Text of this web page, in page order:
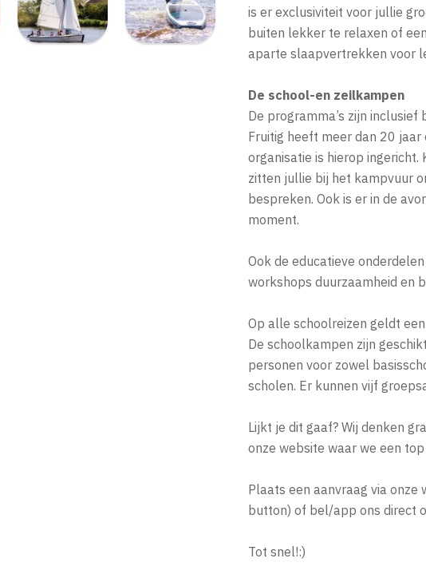
is er exclusiviteit voor jullie
buiten lekker te relaxen of
aparte slaapvertrekken voor
De school-en zeilkampen
De programma’s zijn
Fruitig heeft meer dan 20
organisatie is hierop
zitten jullie bij het kampvuur
bespreken. Ook is er in de
moment.
Ook de educatieve
workshops duurzaamheid en
Op alle schoolreizen geldt
De schoolkampen zijn
personen voor zowel
scholen. Er kunnen vijf
Lijkt je dit gaaf? Wij denken
onze website waar we een
Plaats een aanvraag via
button) of bel/app ons direct
Tot snel!:)